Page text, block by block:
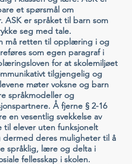
et spørsmål om
ASK er språket til barn som
seg med tale.
må retten til opplæring i og
som egen paragraf i
for at skolemiljøet
tilgjengelig og
møter voksne og barn
språkmodeller og
Å fjerne § 2-16
en vesentlig svekkelse av
til elever uten funksjonelt
dermed deres muligheter til å
språklig, lære og delta i
fellesskap i skolen.